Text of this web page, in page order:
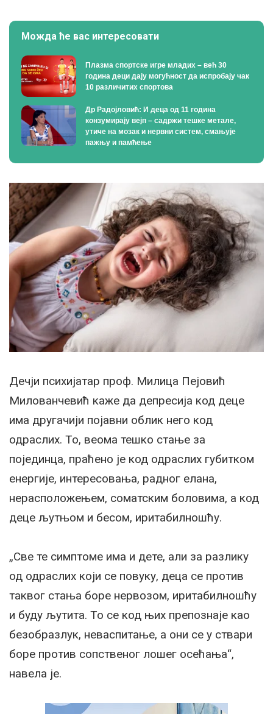
Можда ће вас интересовати
Плазма спортске игре младих – већ 30
година деци дају могућност да испробају чак
10 различитих спортова
Др Радојловић: И деца од 11 година
конзумирају вејп – садржи тешке метале,
утиче на мозак и нервни систем, смањује
пажњу и памћење
Дечји психијатар проф. Милица Пејовић
Милованчевић каже да депресија код деце
има другачији појавни облик него код
одраслих. То, веома тешко стање за
појединца, праћено је код одраслих губитком
енергије, интересовања, радног елана,
нерасположењем, соматским боловима, а код
деце љутњом и бесом, иритабилношћу.
„Све те симптоме има и дете, али за разлику
од одраслих који се повуку, деца се против
таквог стања боре нервозом, иритабилношћу
и буду љутита. То се код њих препознаје као
безобразлук, неваспитање, а они се у ствари
боре против сопственог лошег осећања“,
навела је.